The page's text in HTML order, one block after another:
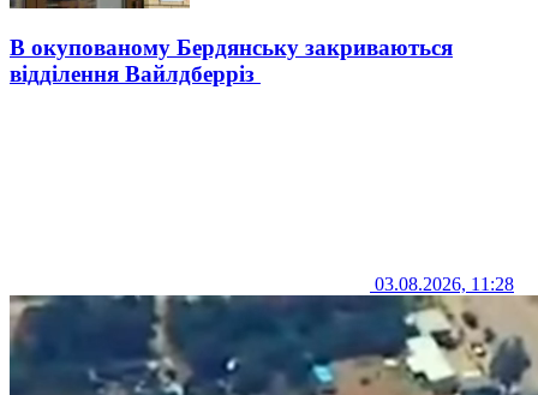
В окупованому Бердянську закриваються
відділення Вайлдберріз
03.08.2026, 11:28